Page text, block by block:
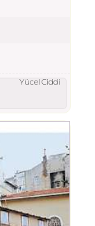
Yücel Ciddi